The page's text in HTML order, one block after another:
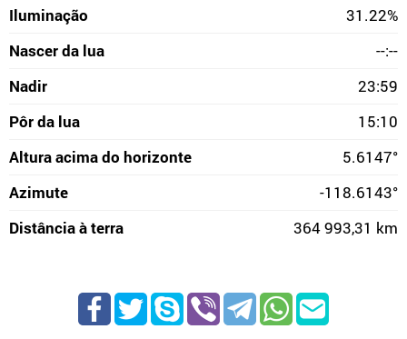
Iluminação
31.22%
Nascer da lua
--:--
Nadir
23:59
Pôr da lua
15:10
Altura acima do horizonte
5.6147°
Azimute
-118.6143°
Distância à terra
364 993,31 km